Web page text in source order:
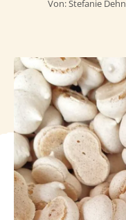
Von:Stefanie Dehn